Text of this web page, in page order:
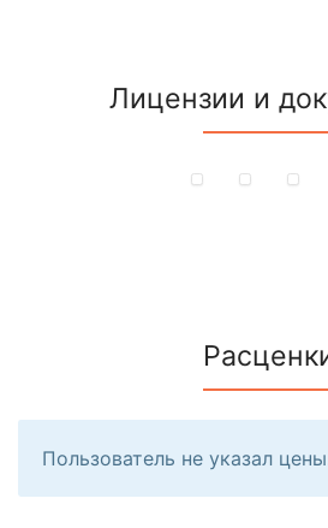
Лицензии и
Пользователь не указал